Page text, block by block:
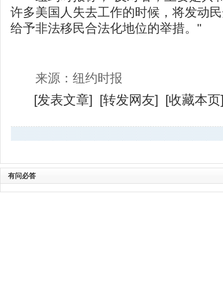
许多美国人失去工作的时候，将发动
给予非法移民合法化地位的举措。"
来源：纽约时报
[发表文章] [转发网友] [收藏本页
有问必答